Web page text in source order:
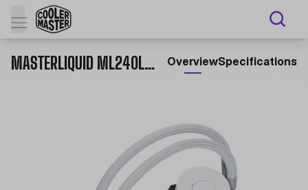
MASTERLIQUID ML240L V2 ARGB WHITE EDITION OverviewSpecifications